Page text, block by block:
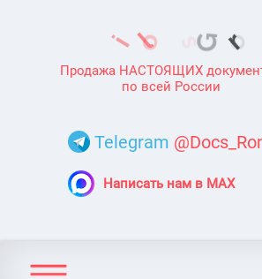
Продажа НАСТОЯЩИХ
по всей России
Telegram
Написать нам в MAX